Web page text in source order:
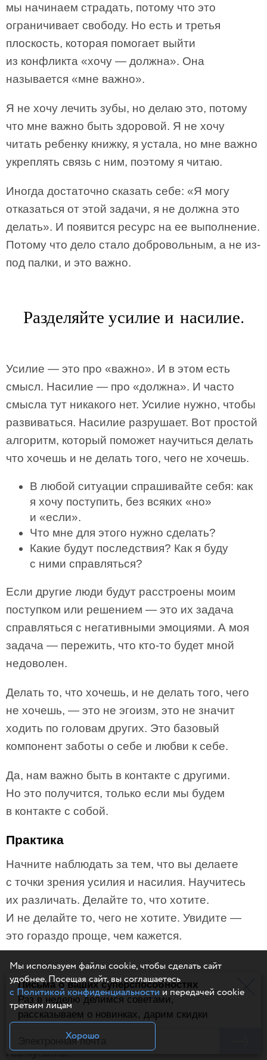
мы начинаем страдать, потому что это
ограничивает свободу. Но есть и третья
плоскость, которая помогает выйти
из конфликта «хочу — должна». Она
называется «мне важно».
Я не хочу лечить зубы, но делаю это, потому
что мне важно быть здоровой. Я не хочу
читать ребенку книжку, я устала, но мне важно
укреплять связь с ним, поэтому я читаю.
Иногда достаточно сказать себе: «Я могу
отказаться от этой задачи, я не должна это
делать». И появится ресурс на ее выполнение.
Потому что дело стало добровольным, а не из-
под палки, и это важно.
Разделяйте усилие и насилие.
Усилие — это про «важно». И в этом есть
смысл. Насилие — про «должна». И часто
смысла тут никакого нет. Усилие нужно, чтобы
развиваться. Насилие разрушает. Вот простой
алгоритм, который поможет научиться делать
что хочешь и не делать того, чего не хочешь.
В любой ситуации спрашивайте себя: как
я хочу поступить, без всяких «но»
и «если».
Что мне для этого нужно сделать?
Какие будут последствия? Как я буду
с ними справляться?
Если другие люди будут расстроены моим
поступком или решением — это их задача
справляться с негативными эмоциями. А моя
задача — пережить, что кто-то будет мной
недоволен.
Делать то, что хочешь, и не делать того, чего
не хочешь, — это не эгоизм, это не значит
ходить по головам других. Это базовый
компонент заботы о себе и любви к себе.
Да, нам важно быть в контакте с другими.
Но это получится, только если мы будем
в контакте с собой.
Практика
Начните наблюдать за тем, что вы делаете
с точки зрения усилия и насилия. Научитесь
их различать. Делайте то, что хотите.
И не делайте то, чего не хотите. Увидите —
это гораздо проще, чем кажется.
По материалам книги«Внутренняя опора»
Обложка постаотсюда.
Где купить:
Письма о ваших суперспособностях
Раз в неделю делимся советами,
рассказываем о новинках, дарим скидки
Мы используем файлы cookie, чтобы сделать сайт
удобнее. Посещая сайт, вы соглашаетесь
с Политикой конфиденциальностии передачей cookie
третьим лицам
Хорошо